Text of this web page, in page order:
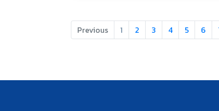
Previous 1 2 3 4 5 6